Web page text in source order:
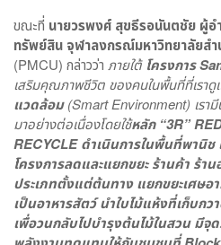
ขณะที่ นายวรพงศ์ สุขธีรอนันตชัย ผู้อ
ทรัพย์สิน จุฬาลงกรณ์มหาวิทยาลัยส
(PMCU) กล่าวว่า ภายใต้ โครงการ
เสริมคุณภาพชีวิต ของคนในพื้นที่ที่เราดู
แวดล้อม(Smart Environment) เรามี
มาอย่างต่อเนื่องโดยใช้หลัก “3R”
RECYCLE ดำเนินการในพื้นที่พานิช
โครงการลดและแยกขยะ ร้านค้า ร้า
ประเภทตั้งแต่ต้นทาง แยกขยะเศษอ
เป็นอาหารสัตว์ นำใบไม้แห้งที่เก็บก
เพื่อวนกลับไปบำรุงต้นไม้ในสวน มีจุ